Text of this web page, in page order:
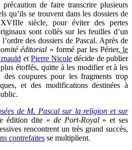
de faire transcrire plusieurs
qu’ils se trouvent dans les dossiers de
siècle, pour éviter des pertes
sont collés sur les feuilles d’un
des dossiers de Pascal. Après de
éditorial » formé par les Périer, le
et Pierre Nicole décide de publier
étoffés, quitte à les modifier et à les
coupures pour les fragments trop
et des modifications destinées à
de M. Pascal sur la religion et sur
édition dite « de Port-Royal » et ses
rencontrent un très grand succès,
contrefaites se multiplient.